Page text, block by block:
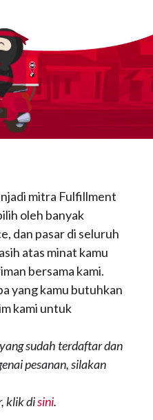
mitra Fulfillment
oleh banyak
dan pasar di seluruh
atas minat kamu
bersama kami.
yang kamu butuhkan
kami untuk
sudah terdaftar dan
pesanan, silakan
klik disini.